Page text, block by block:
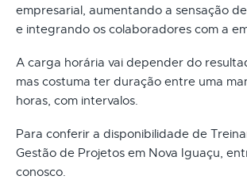
empresarial, aumentando a sensação
e integrando os colaboradores com a
A carga horária vai depender do
mas costuma ter duração entre uma
horas, com intervalos.
Para conferir a disponibilidade de
Gestão de Projetos em Nova Iguaçu,
conosco.